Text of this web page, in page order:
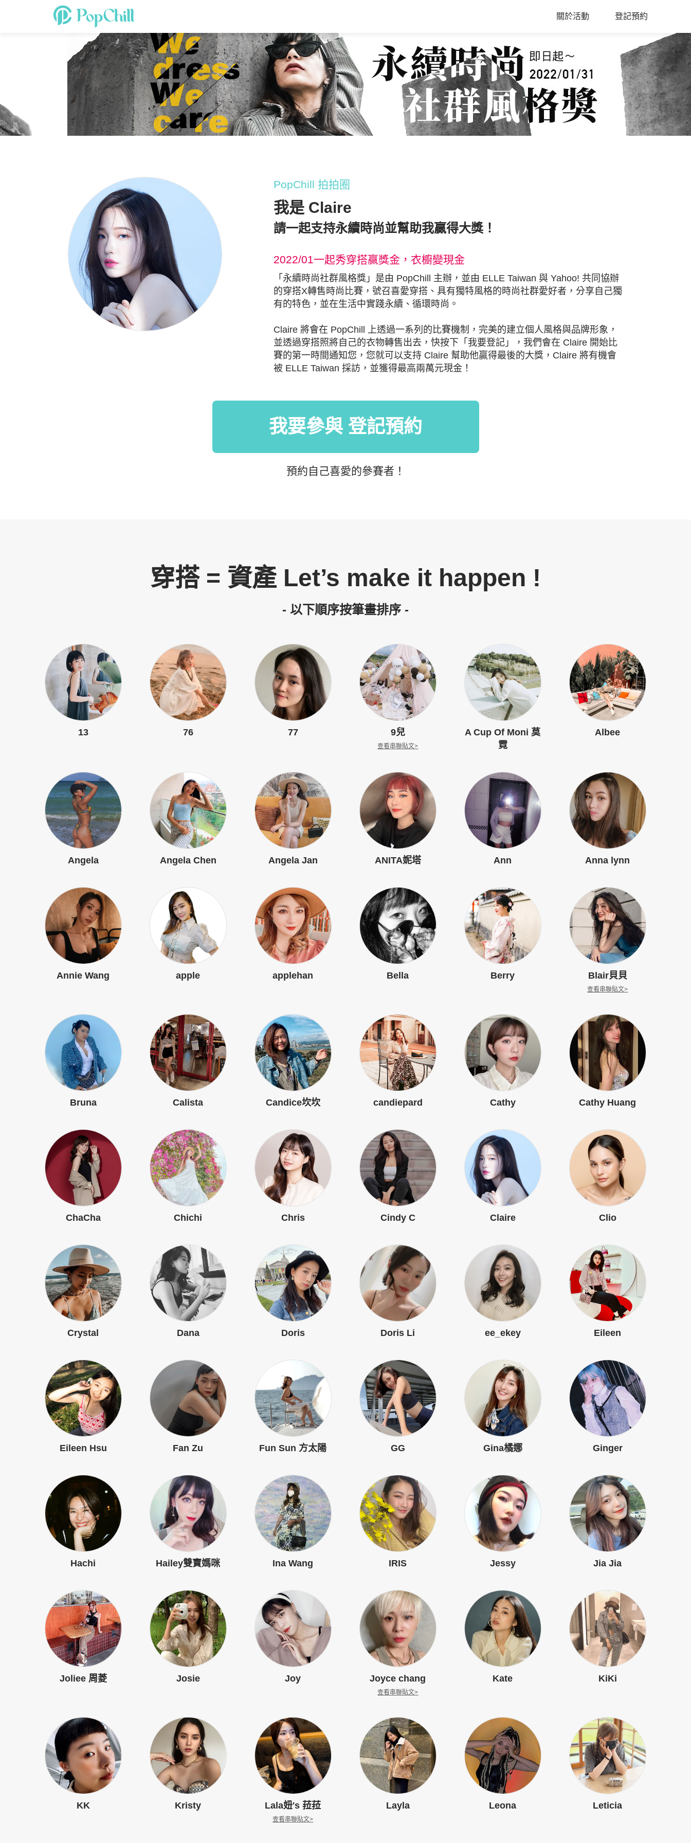
關於活動 登記預約
PopChill 拍拍圈
我是 Claire
請一起支持永續時尚並幫助我贏得大獎！
2022/01一起秀穿搭贏獎金，衣櫥變現金
「永續時尚社群風格獎」是由 PopChill 主辦，並由 ELLE Taiwan 與 Yahoo! 共同協辦
的穿搭X轉售時尚比賽，號召喜愛穿搭、具有獨特風格的時尚社群愛好者，分享自己獨
有的特色，並在生活中實踐永續、循環時尚。
Claire 將會在 PopChill 上透過一系列的比賽機制，完美的建立個人風格與品牌形象，
並透過穿搭照將自己的衣物轉售出去，快按下「我要登記」，我們會在 Claire 開始比
賽的第一時間通知您，您就可以支持 Claire 幫助他贏得最後的大獎，Claire 將有機會
被 ELLE Taiwan 採訪，並獲得最高兩萬元現金！
我要參與 登記預約
預約自己喜愛的參賽者！
穿搭 = 資產 Let’s make it happen !
- 以下順序按筆畫排序 -
13 76 77 9兒
查看串聯貼文>
A Cup Of Moni 莫
霓
Albee
Angela Angela Chen Angela Jan ANITA妮塔 Ann Anna lynn
Annie Wang apple applehan Bella Berry Blair貝貝
查看串聯貼文>
Bruna Calista Candice坎坎 candiepard Cathy Cathy Huang
ChaCha Chichi Chris Cindy C Claire Clio
Crystal Dana Doris Doris Li ee_ekey Eileen
Eileen Hsu Fan Zu Fun Sun 方太陽 GG Gina橘娜 Ginger
Hachi Hailey雙寶媽咪 Ina Wang IRIS Jessy Jia Jia
Joliee 周菱 Josie Joy Joyce chang
查看串聯貼文>
Kate KiKi
KK Kristy Lala妞's 菈菈
查看串聯貼文>
Layla Leona Leticia